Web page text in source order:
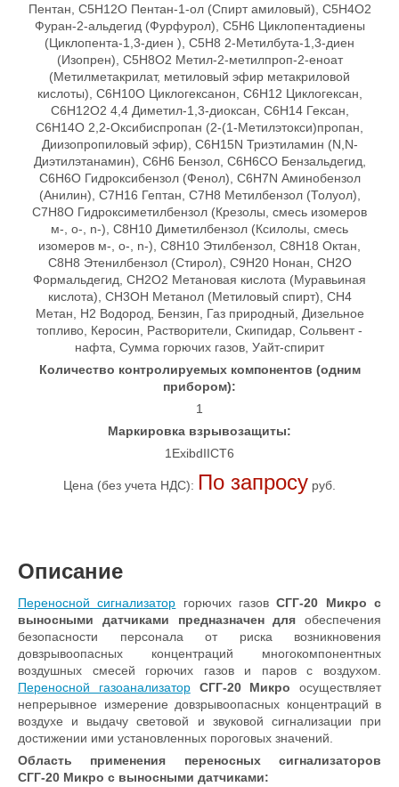
Пентан, C5H12O Пентан-1-ол (Спирт амиловый), C5H4O2
Фуран-2-альдегид (Фурфурол), C5H6 Циклопентадиены
(Циклопента-1,3-диен ), C5H8 2-Метилбута-1,3-диен
(Изопрен), C5Н8О2 Метил-2-метилпроп-2-еноат
(Метилметакрилат, метиловый эфир метакриловой
кислоты), C6H10O Циклогексанон, C6H12 Циклогексан,
C6H12O2 4,4 Диметил-1,3-диоксан, C6H14 Гексан,
C6H14О 2,2-Оксибиспропан (2-(1-Метилэтокси)пропан,
Диизопропиловый эфир), C6H15N Триэтиламин (N,N-
Диэтилэтанамин), C6H6 Бензол, C6H6CO Бензальдегид,
C6H6O Гидроксибензол (Фенол), C6H7N Аминобензол
(Анилин), C7H16 Гептан, C7H8 Метилбензол (Толуол),
C7Н8О Гидроксиметилбензол (Крезолы, смесь изомеров
м-, o-, n-), C8H10 Диметилбензол (Ксилолы, смесь
изомеров м-, o-, n-), C8H10 Этилбензол, C8H18 Октан,
C8H8 Этенилбензол (Стирол), C9H20 Нонан, CH2O
Формальдегид, CH2O2 Метановая кислота (Муравьиная
кислота), CH3OH Метанол (Метиловый спирт), CH4
Метан, H2 Водород, Бензин, Газ природный, Дизельное
топливо, Керосин, Растворители, Скипидар, Сольвент -
нафта, Сумма горючих газов, Уайт-спирит
Количество контролируемых компонентов (одним
прибором):
1
Маркировка взрывозащиты:
1ExibdIICT6
Цена (без учета НДС): По запросу руб.
Описание
Переносной сигнализатор горючих газовСГГ-20 Микро с
выносными датчиками предназначен для обеспечения
безопасности персонала от риска возникновения
довзрывоопасных концентраций многокомпонентных
воздушных смесей горючих газов и паров с воздухом.
Переносной газоанализатор
СГГ-20 Микро осуществляет
непрерывное измерение довзрывоопасных концентраций в
воздухе и выдачу световой и звуковой сигнализации при
достижении ими установленных пороговых значений.
Область применения переносных сигнализаторов
СГГ-20 Микро с выносными датчиками: